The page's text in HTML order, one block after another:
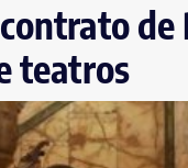
de
teatros